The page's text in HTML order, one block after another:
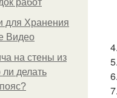
работ
для Хранения
Видео
на стены из
делать